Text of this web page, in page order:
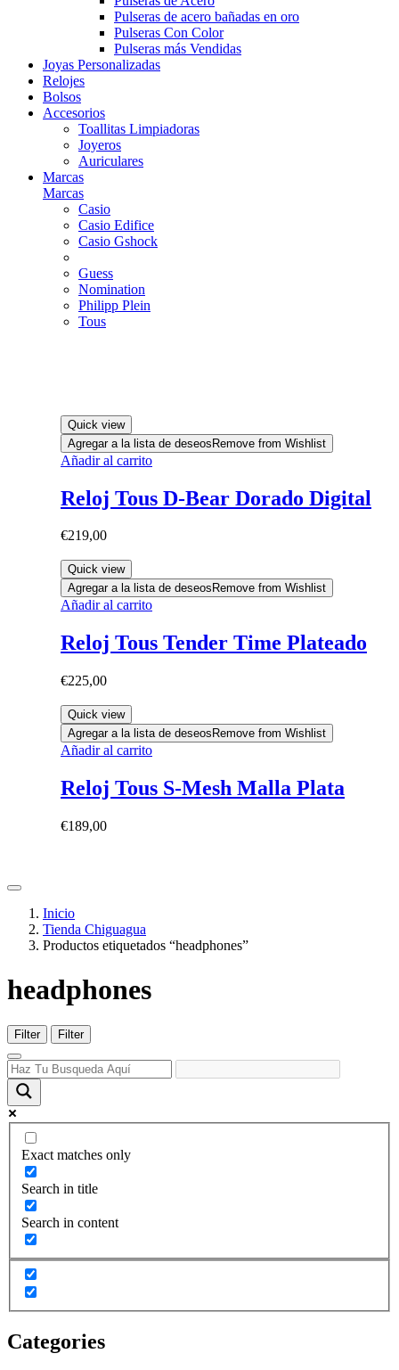
Pulseras de acero bañadas en oro
Pulseras Con Color
Pulseras más Vendidas
Joyas Personalizadas
Relojes
Bolsos
Accesorios
Toallitas Limpiadoras
Joyeros
Auriculares
Marcas
Marcas
Casio
Casio Edifice
Casio Gshock
Guess
Nomination
Philipp Plein
Tous
Quick view
Agregar a la lista de deseosRemove from Wishlist
Añadir al carrito
Reloj Tous D-Bear Dorado Digital
€219,00
Quick view
Agregar a la lista de deseos Remove from Wishlist
Añadir al carrito
Reloj Tous Tender Time Plateado
€225,00
Quick view
Agregar a la lista de deseos Remove from Wishlist
Añadir al carrito
Reloj Tous S-Mesh Malla Plata
€189,00
Inicio
Tienda Chiguagua
Productos etiquetados “headphones”
headphones
Filter Filter
Exact matches only
Search in title
Search in content
Categories